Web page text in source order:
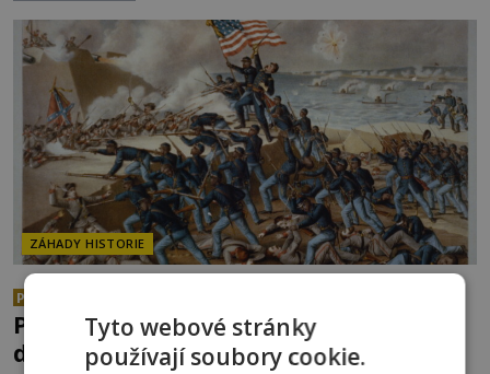
vzala? „Už když jsem byl malý, neustále mi lidi
kolem mě vtloukali do
ZÁHADY HISTORIE
PREMIUM
Propůjčila magie jižanskému vojákovi
dar nesmrtelnosti?
Tyto webové stránky
používají soubory cookie.